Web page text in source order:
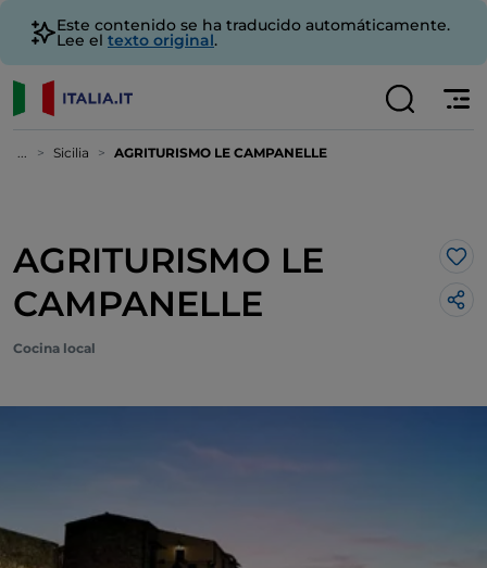
Este contenido se ha traducido automáticamente.
Lee el texto original.
... Sicilia AGRITURISMO LE CAMPANELLE
AGRITURISMO LE
CAMPANELLE
Me
Cocina local